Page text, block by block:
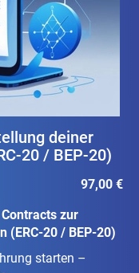
deiner
20 / BEP-20)
97,00 €
zur
(ERC-20 / BEP-20)
starten –